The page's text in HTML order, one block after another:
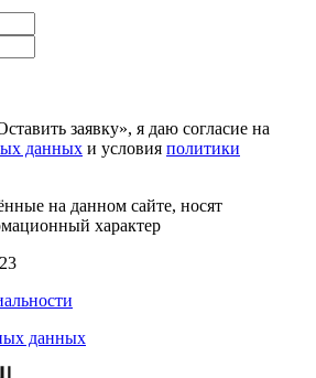
заявку», я даю согласие на
данных и условия политики
на данном сайте, носят
характер
данных